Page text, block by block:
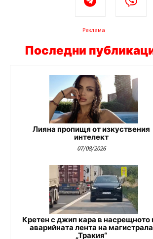
Реклама
Последни
Лияна пропищя от изкуствения
интелект
07/08/2026
Кретен с джип кара в насрещното
аварийната лента на магистрала
„Тракия“